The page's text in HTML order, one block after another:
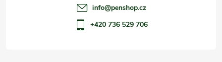
info@penshop.cz
+420 736 529 706